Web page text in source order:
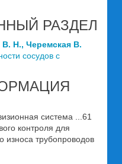
РАЗДЕЛ
Н., Черемская В.
сосудов с
система ...61
контроля для
износа трубопроводов